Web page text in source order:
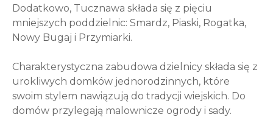
Dodatkowo, Tucznawa składa się z pięciu
mniejszych poddzielnic: Smardz, Piaski, Rogatka,
Nowy Bugaj i Przymiarki.
Charakterystyczna zabudowa dzielnicy składa się z
urokliwych domków jednorodzinnych, które
swoim stylem nawiązują do tradycji wiejskich. Do
domów przylegają malownicze ogrody i sady.